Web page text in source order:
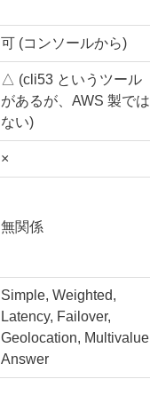
可 (コンソールから)
△ (cli53 というツール
があるが、AWS 製では
ない)
×
無関係
Simple, Weighted,
Latency, Failover,
Geolocation, Multivalue
Answer